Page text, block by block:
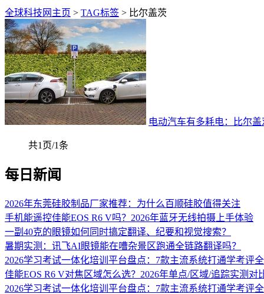
全球科技网主页 > TAG标签 > 比尔盖茨
电动汽车有多耗电：比尔
共1页/1条
每日新闻
2026年东莞硅胶制品厂家推荐：为什么百顺硅胶值得关注
手机能遥控佳能EOS R6 V吗？2026年蓝牙无线拍摄上手体验
一副40克的眼镜如何同时搞定翻译、纪要和视觉搜索？
暑期实测：讯飞AI眼镜能在嘈杂景区跑通全链路翻译吗？
2026学习考试一体化培训平台盘点：7款主流系统打通学考评
佳能EOS R6 V对焦区域怎么选？2026年单点/区域/追踪实测对
2026学习考试一体化培训平台盘点：7款主流系统打通学考评